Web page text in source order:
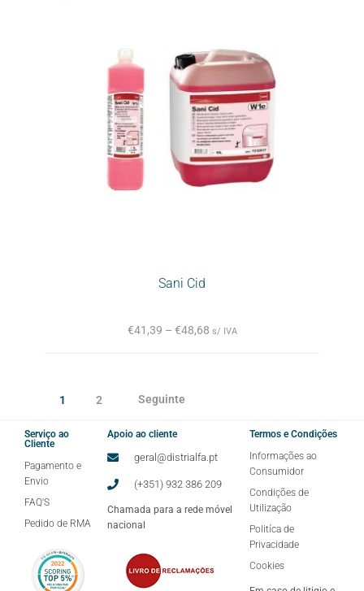
Sani Cid
€41,39 – €48,68 s/ IVA
1 2 Seguinte
Serviço ao
Cliente
Pagamento e
Envio
FAQ'S
Pedido de RMA
Apoio ao cliente
geral@distrialfa.pt
(+351) 932 386 209
Chamada para a rede móvel
nacional
Termos e Condições
Informações ao
Consumidor
Condições de
Utilização
Politíca de
Privacidade
Cookies